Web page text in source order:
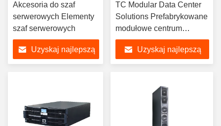
Akcesoria do szaf
serwerowych Elementy
szaf serwerowych
Uzyskaj najlepszą
TC Modular Data Center
Solutions Prefabrykowane
modułowe centrum
danych
Uzyskaj najlepszą